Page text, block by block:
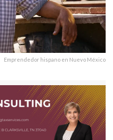
Emprendedor hispano en Nuevo México